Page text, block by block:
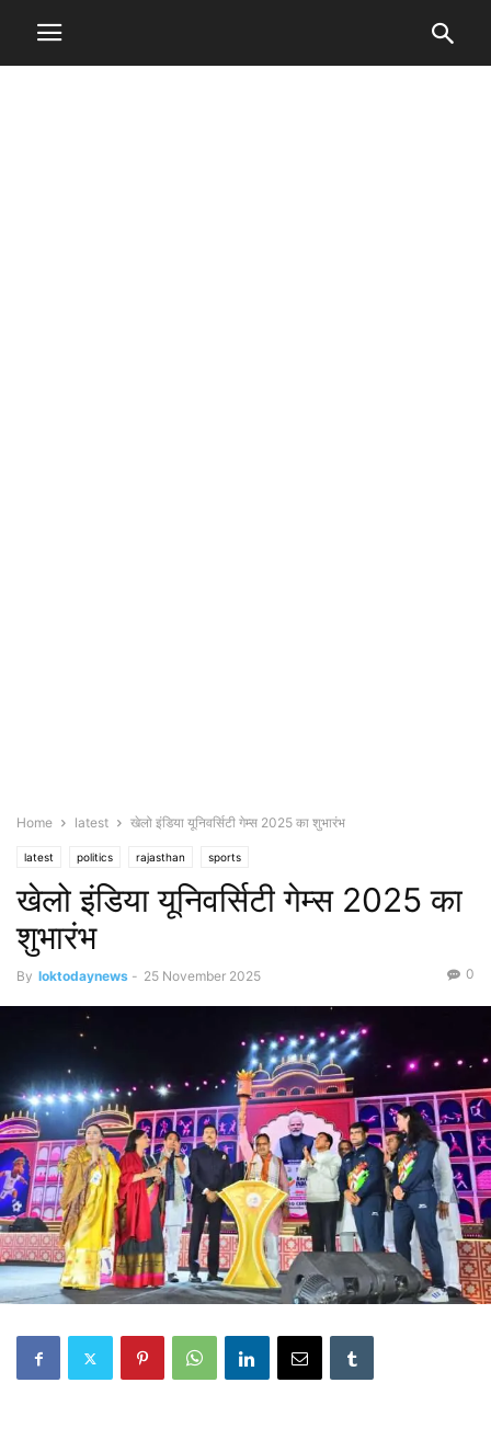
Home latest खेलो इंडिया यूनिवर्सिटी गेम्स 2025 का शुभारंभ
latest politics rajasthan sports
खेलो इंडिया यूनिवर्सिटी गेम्स 2025 का
शुभारंभ
By loktodaynews - 25 November 2025 0